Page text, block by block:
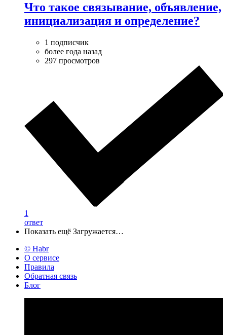
Что такое связывание, объявление,
инициализация и определение?
1 подписчик
более года назад
297 просмотров
1
ответ
Показать ещё Загружается…
© Habr
О сервисе
Правила
Обратная связь
Блог